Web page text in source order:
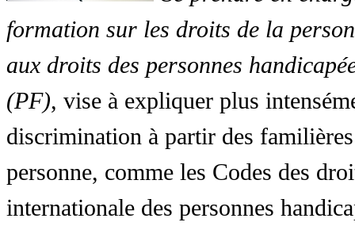
formation sur les droits de la
aux droits des personnes
(PF), vise à expliquer plus
discrimination à partir des
personne, comme les Codes des
internationale des personnes